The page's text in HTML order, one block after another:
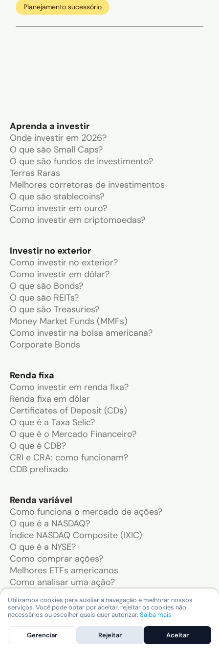
Planejamento sucessório
Aprenda a investir
Onde investir em 2026?
O que são Small Caps?
O que são fundos de investimento?
Terras Raras
Melhores corretoras de investimentos
O que são stablecoins?
Como investir em ouro?
Como investir em criptomoedas?
Investir no exterior
Como investir no exterior?
Como investir em dólar?
O que são Bonds?
O que são REITs?
O que são Treasuries?
Money Market Funds (MMFs)
Como investir na bolsa americana?
Corporate Bonds
Renda fixa
Como investir em renda fixa?
Renda fixa em dólar
Certificates of Deposit (CDs)
O que é a Taxa Selic?
O que é o Mercado Financeiro?
O que é CDB?
CRI e CRA: como funcionam?
CDB prefixado
Renda variável
Como funciona o mercado de ações?
O que é a NASDAQ?
Índice NASDAQ Composite (IXIC)
O que é a NYSE?
Como comprar ações?
Melhores ETFs americanos
Como analisar uma ação?
Ferramentas
Simulador de aposentadoria
Calculadora de investimentos
Utilizamos cookies para auxiliar a navegação e melhorar nossos
serviços. Você pode optar por aceitar, rejeitar os cookies não
necessários ou escolher quais quer autorizar. Saiba mais
Gerenciar Rejeitar Aceitar